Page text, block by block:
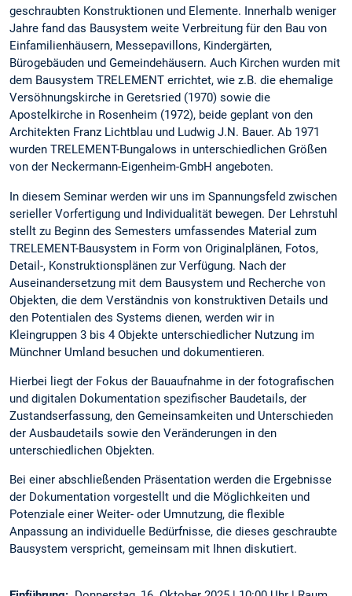
geschraubten Konstruktionen und Elemente. Innerhalb weniger
Jahre fand das Bausystem weite Verbreitung für den Bau von
Einfamilienhäusern, Messepavillons, Kindergärten,
Bürogebäuden und Gemeindehäusern. Auch Kirchen wurden mit
dem Bausystem TRELEMENT errichtet, wie z.B. die ehemalige
Versöhnungskirche in Geretsried (1970) sowie die
Apostelkirche in Rosenheim (1972), beide geplant von den
Architekten Franz Lichtblau und Ludwig J.N. Bauer. Ab 1971
wurden TRELEMENT-Bungalows in unterschiedlichen Größen
von der Neckermann-Eigenheim-GmbH angeboten.
In diesem Seminar werden wir uns im Spannungsfeld zwischen
serieller Vorfertigung und Individualität bewegen. Der Lehrstuhl
stellt zu Beginn des Semesters umfassendes Material zum
TRELEMENT-Bausystem in Form von Originalplänen, Fotos,
Detail-, Konstruktionsplänen zur Verfügung. Nach der
Auseinandersetzung mit dem Bausystem und Recherche von
Objekten, die dem Verständnis von konstruktiven Details und
den Potentialen des Systems dienen, werden wir in
Kleingruppen 3 bis 4 Objekte unterschiedlicher Nutzung im
Münchner Umland besuchen und dokumentieren.
Hierbei liegt der Fokus der Bauaufnahme in der fotografischen
und digitalen Dokumentation spezifischer Baudetails, der
Zustandserfassung, den Gemeinsamkeiten und Unterschieden
der Ausbaudetails sowie den Veränderungen in den
unterschiedlichen Objekten.
Bei einer abschließenden Präsentation werden die Ergebnisse
der Dokumentation vorgestellt und die Möglichkeiten und
Potenziale einer Weiter- oder Umnutzung, die flexible
Anpassung an individuelle Bedürfnisse, die dieses geschraubte
Bausystem verspricht, gemeinsam mit Ihnen diskutiert.